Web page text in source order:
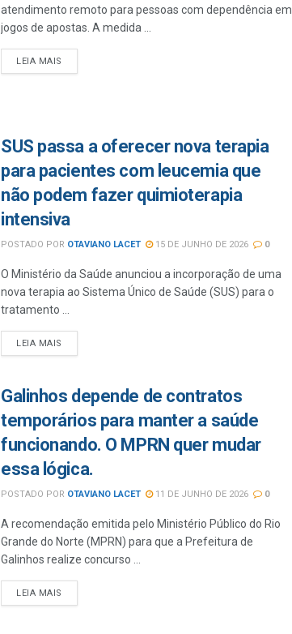
atendimento remoto para pessoas com dependência em
jogos de apostas. A medida ...
LEIA MAIS
SUS passa a oferecer nova terapia
para pacientes com leucemia que
não podem fazer quimioterapia
intensiva
POSTADO POR OTAVIANO LACET 15 DE JUNHO DE 2026 0
O Ministério da Saúde anunciou a incorporação de uma
nova terapia ao Sistema Único de Saúde (SUS) para o
tratamento ...
LEIA MAIS
Galinhos depende de contratos
temporários para manter a saúde
funcionando. O MPRN quer mudar
essa lógica.
POSTADO POR OTAVIANO LACET 11 DE JUNHO DE 2026 0
A recomendação emitida pelo Ministério Público do Rio
Grande do Norte (MPRN) para que a Prefeitura de
Galinhos realize concurso ...
LEIA MAIS